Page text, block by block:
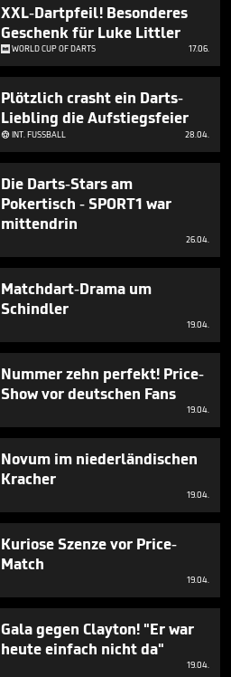
XXL-Dartpfeil! Besonderes
Geschenk für Luke Littler
WORLD CUP OF DARTS 17.06.
Plötzlich crasht ein Darts-
Liebling die Aufstiegsfeier
INT. FUSSBALL 28.04.
Die Darts-Stars am
Pokertisch - SPORT1 war
mittendrin
26.04.
Matchdart-Drama um
Schindler
19.04.
Nummer zehn perfekt! Price-
Show vor deutschen Fans
19.04.
Novum im niederländischen
Kracher
19.04.
Kuriose Szenze vor Price-
Match
19.04.
Gala gegen Clayton! "Er war
heute einfach nicht da"
19.04.